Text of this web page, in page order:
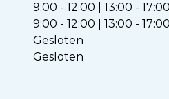
9:00 - 12:00 | 13:00 - 17:00
9:00 - 12:00 | 13:00 - 17:00
Gesloten
Gesloten